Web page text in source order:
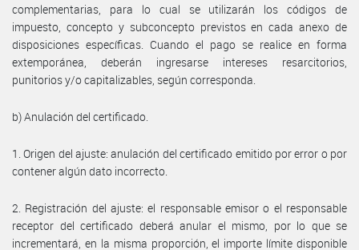
complementarias, para lo cual se utilizarán los códigos de
impuesto, concepto y subconcepto previstos en cada anexo de
disposiciones específicas. Cuando el pago se realice en forma
extemporánea, deberán ingresarse intereses resarcitorios,
punitorios y/o capitalizables, según corresponda.
b) Anulación del certificado.
1. Origen del ajuste: anulación del certificado emitido por error o por
contener algún dato incorrecto.
2. Registración del ajuste: el responsable emisor o el responsable
receptor del certificado deberá anular el mismo, por lo que se
incrementará, en la misma proporción, el importe límite disponible